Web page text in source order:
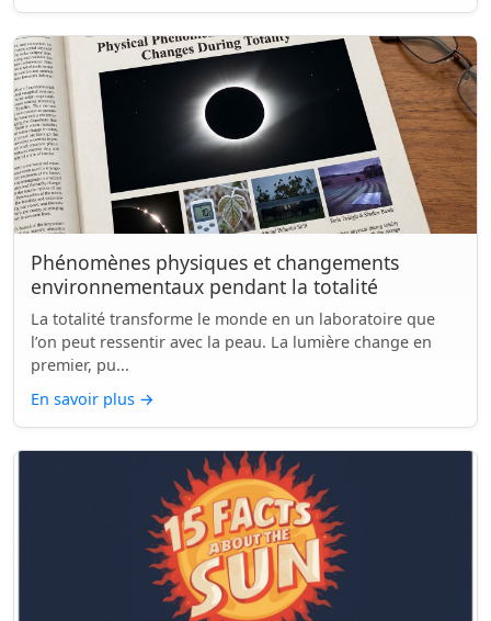
Phénomènes physiques et changements
environnementaux pendant la totalité
La totalité transforme le monde en un laboratoire que
l’on peut ressentir avec la peau. La lumière change en
premier, pu...
En savoir plus →